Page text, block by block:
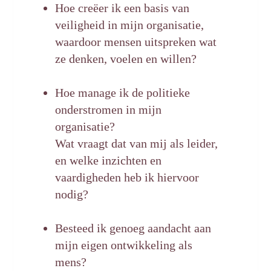
Hoe creëer ik een basis van
veiligheid in mijn organisatie,
waardoor mensen uitspreken wat
ze denken, voelen en willen?
Hoe manage ik de politieke
onderstromen in mijn
organisatie?
Wat vraagt dat van mij als leider,
en welke inzichten en
vaardigheden heb ik hiervoor
nodig?
Besteed ik genoeg aandacht aan
mijn eigen ontwikkeling als
mens?